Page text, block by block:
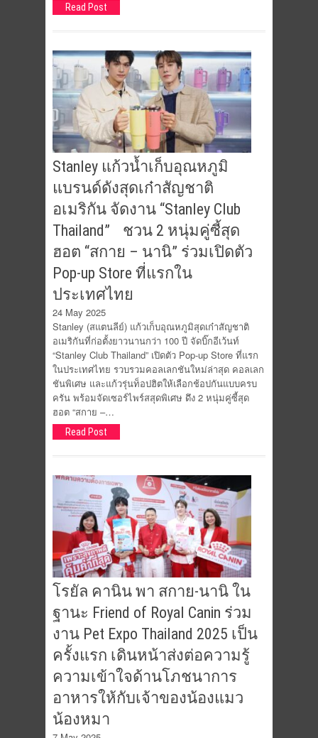
Read Post
Stanley แก้วน้ำเก็บอุณหภูมิ
แบรนด์ดังสุดเก๋าสัญชาติ
อเมริกัน จัดงาน “Stanley Club
Thailand” ชวน 2 หนุ่มคู่ซี้สุด
ฮอต “สกาย – นานิ” ร่วมเปิดตัว
Pop-up Store ที่แรกใน
ประเทศไทย
24 May 2025
Stanley (สแตนลีย์) แก้วเก็บอุณหภูมิสุดเก๋าสัญชาติ
อเมริกันที่ก่อตั้งยาวนานกว่า 100 ปี จัดบิ๊กอีเว้นท์
“Stanley Club Thailand” เปิดตัว Pop-up Store ที่แรก
ในประเทศไทย รวบรวมคอลเลกชันใหม่ล่าสุด คอลเลก
ชันพิเศษ และแก้วรุ่นท็อปฮิตให้เลือกช้อปกันแบบครบ
ครัน พร้อมจัดเซอร์ไพร์สสุดพิเศษ ดึง 2 หนุ่มคู่ซี้สุด
ฮอต “สกาย –…
Read Post
โรยัล คานิน พา สกาย-นานิ ใน
ฐานะ Friend of Royal Canin ร่วม
งาน Pet Expo Thailand 2025 เป็น
ครั้งแรก เดินหน้าส่งต่อความรู้
ความเข้าใจด้านโภชนาการ
อาหารให้กับเจ้าของน้องแมว
น้องหมา